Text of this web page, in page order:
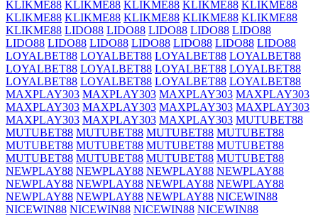
KLIKME88 KLIKME88 KLIKME88 KLIKME88 KLIKME88
KLIKME88 KLIKME88 KLIKME88 KLIKME88 KLIKME88
KLIKME88 LIDO88 LIDO88 LIDO88 LIDO88 LIDO88
LIDO88 LIDO88 LIDO88 LIDO88 LIDO88 LIDO88 LIDO88
LOYALBET88 LOYALBET88 LOYALBET88 LOYALBET88
LOYALBET88 LOYALBET88 LOYALBET88 LOYALBET88
LOYALBET88 LOYALBET88 LOYALBET88 LOYALBET88
MAXPLAY303 MAXPLAY303 MAXPLAY303 MAXPLAY303
MAXPLAY303 MAXPLAY303 MAXPLAY303 MAXPLAY303
MAXPLAY303 MAXPLAY303 MAXPLAY303 MUTUBET88
MUTUBET88 MUTUBET88 MUTUBET88 MUTUBET88
MUTUBET88 MUTUBET88 MUTUBET88 MUTUBET88
MUTUBET88 MUTUBET88 MUTUBET88 MUTUBET88
NEWPLAY88 NEWPLAY88 NEWPLAY88 NEWPLAY88
NEWPLAY88 NEWPLAY88 NEWPLAY88 NEWPLAY88
NEWPLAY88 NEWPLAY88 NEWPLAY88 NICEWIN88
NICEWIN88 NICEWIN88 NICEWIN88 NICEWIN88